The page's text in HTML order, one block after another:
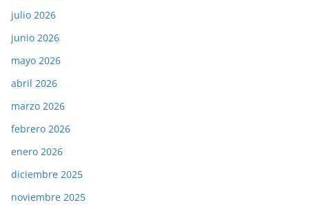
julio 2026
junio 2026
mayo 2026
abril 2026
marzo 2026
febrero 2026
enero 2026
diciembre 2025
noviembre 2025